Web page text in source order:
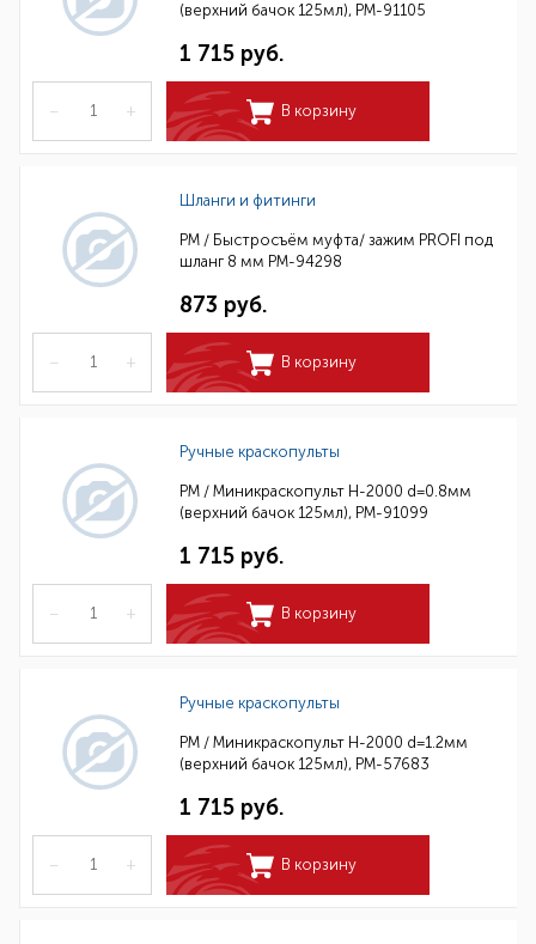
(верхний бачок 125мл), РМ-91105
1 715 руб.
– + В корзину
Шланги и фитинги
РМ / Быстросъём муфта/ зажим PROFI под
шланг 8 мм РМ-94298
873 руб.
– + В корзину
Ручные краскопульты
РМ / Миникраскопульт H-2000 d=0.8мм
(верхний бачок 125мл), РМ-91099
1 715 руб.
– + В корзину
Ручные краскопульты
РМ / Миникраскопульт H-2000 d=1.2мм
(верхний бачок 125мл), РМ-57683
1 715 руб.
– + В корзину